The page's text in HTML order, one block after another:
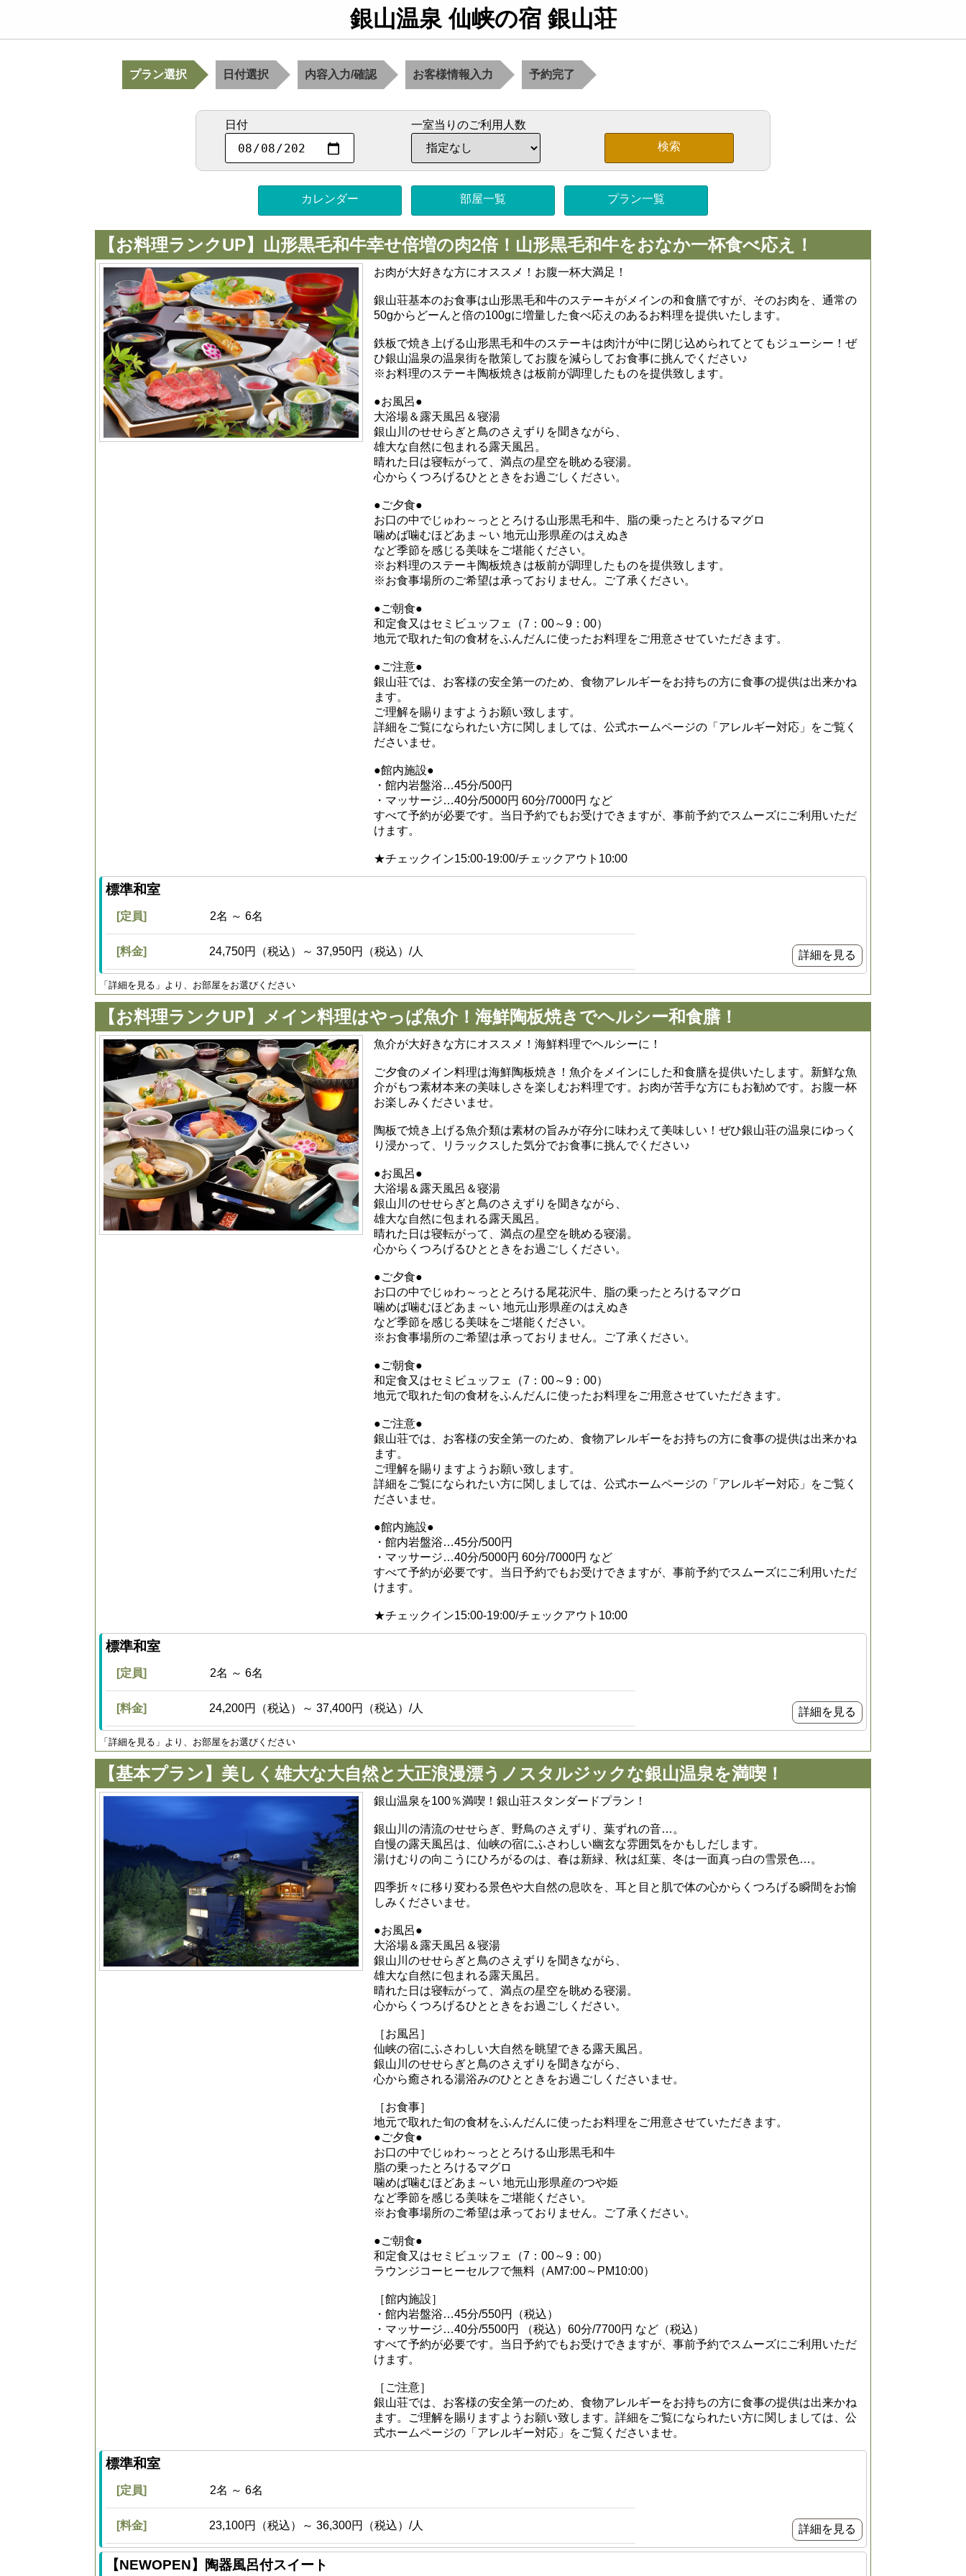
銀山温泉 仙峡の宿 銀山荘
プラン選択 日付選択 内容入力/確認 お客様情報入力 予約完了
日付
一室当りのご利用人数
検索
カレンダー 部屋一覧 プラン一覧
【お料理ランクUP】山形黒毛和牛幸せ倍増の肉2倍！山形黒毛和牛をおなか一杯食べ応え！
お肉が大好きな方にオススメ！お腹一杯大満足！
銀山荘基本のお食事は山形黒毛和牛のステーキがメインの和食膳ですが、そのお肉を、通常の
50gからどーんと倍の100gに増量した食べ応えのあるお料理を提供いたします。
鉄板で焼き上げる山形黒毛和牛のステーキは肉汁が中に閉じ込められてとてもジューシー！ぜ
ひ銀山温泉の温泉街を散策してお腹を減らしてお食事に挑んでください♪
※お料理のステーキ陶板焼きは板前が調理したものを提供致します。
●お風呂●
大浴場＆露天風呂＆寝湯
銀山川のせせらぎと鳥のさえずりを聞きながら、
雄大な自然に包まれる露天風呂。
晴れた日は寝転がって、満点の星空を眺める寝湯。
心からくつろげるひとときをお過ごしください。
●ご夕食●
お口の中でじゅわ～っととろける山形黒毛和牛、脂の乗ったとろけるマグロ
噛めば噛むほどあま～い 地元山形県産のはえぬき
など季節を感じる美味をご堪能ください。
※お料理のステーキ陶板焼きは板前が調理したものを提供致します。
※お食事場所のご希望は承っておりません。ご了承ください。
●ご朝食●
和定食又はセミビュッフェ（7：00～9：00）
地元で取れた旬の食材をふんだんに使ったお料理をご用意させていただきます。
●ご注意●
銀山荘では、お客様の安全第一のため、食物アレルギーをお持ちの方に食事の提供は出来かね
ます。
ご理解を賜りますようお願い致します。
詳細をご覧になられたい方に関しましては、公式ホームページの「アレルギー対応」をご覧く
ださいませ。
●館内施設●
・館内岩盤浴…45分/500円
・マッサージ…40分/5000円 60分/7000円 など
すべて予約が必要です。当日予約でもお受けできますが、事前予約でスムーズにご利用いただ
けます。
★チェックイン15:00-19:00/チェックアウト10:00
標準和室
[定員] 2名 ～ 6名
[料金] 24,750円（税込）～ 37,950円（税込）/人 詳細を見る
「詳細を見る」より、お部屋をお選びください
【お料理ランクUP】メイン料理はやっぱ魚介！海鮮陶板焼きでヘルシー和食膳！
魚介が大好きな方にオススメ！海鮮料理でヘルシーに！
ご夕食のメイン料理は海鮮陶板焼き！魚介をメインにした和食膳を提供いたします。新鮮な魚
介がもつ素材本来の美味しさを楽しむお料理です。お肉が苦手な方にもお勧めです。お腹一杯
お楽しみくださいませ。
陶板で焼き上げる魚介類は素材の旨みが存分に味わえて美味しい！ぜひ銀山荘の温泉にゆっく
り浸かって、リラックスした気分でお食事に挑んでください♪
●お風呂●
大浴場＆露天風呂＆寝湯
銀山川のせせらぎと鳥のさえずりを聞きながら、
雄大な自然に包まれる露天風呂。
晴れた日は寝転がって、満点の星空を眺める寝湯。
心からくつろげるひとときをお過ごしください。
●ご夕食●
お口の中でじゅわ～っととろける尾花沢牛、脂の乗ったとろけるマグロ
噛めば噛むほどあま～い 地元山形県産のはえぬき
など季節を感じる美味をご堪能ください。
※お食事場所のご希望は承っておりません。ご了承ください。
●ご朝食●
和定食又はセミビュッフェ（7：00～9：00）
地元で取れた旬の食材をふんだんに使ったお料理をご用意させていただきます。
●ご注意●
銀山荘では、お客様の安全第一のため、食物アレルギーをお持ちの方に食事の提供は出来かね
ます。
ご理解を賜りますようお願い致します。
詳細をご覧になられたい方に関しましては、公式ホームページの「アレルギー対応」をご覧く
ださいませ。
●館内施設●
・館内岩盤浴…45分/500円
・マッサージ…40分/5000円 60分/7000円 など
すべて予約が必要です。当日予約でもお受けできますが、事前予約でスムーズにご利用いただ
けます。
★チェックイン15:00-19:00/チェックアウト10:00
標準和室
[定員] 2名 ～ 6名
[料金] 24,200円（税込）～ 37,400円（税込）/人 詳細を見る
「詳細を見る」より、お部屋をお選びください
【基本プラン】美しく雄大な大自然と大正浪漫漂うノスタルジックな銀山温泉を満喫！
銀山温泉を100％満喫！銀山荘スタンダードプラン！
銀山川の清流のせせらぎ、野鳥のさえずり、葉ずれの音…。
自慢の露天風呂は、仙峡の宿にふさわしい幽玄な雰囲気をかもしだします。
湯けむりの向こうにひろがるのは、春は新緑、秋は紅葉、冬は一面真っ白の雪景色…。
四季折々に移り変わる景色や大自然の息吹を、耳と目と肌で体の心からくつろげる瞬間をお愉
しみくださいませ。
●お風呂●
大浴場＆露天風呂＆寝湯
銀山川のせせらぎと鳥のさえずりを聞きながら、
雄大な自然に包まれる露天風呂。
晴れた日は寝転がって、満点の星空を眺める寝湯。
心からくつろげるひとときをお過ごしください。
［お風呂］
仙峡の宿にふさわしい大自然を眺望できる露天風呂。
銀山川のせせらぎと鳥のさえずりを聞きながら、
心から癒される湯浴みのひとときをお過ごしくださいませ。
［お食事］
地元で取れた旬の食材をふんだんに使ったお料理をご用意させていただきます。
●ご夕食●
お口の中でじゅわ～っととろける山形黒毛和牛
脂の乗ったとろけるマグロ
噛めば噛むほどあま～い 地元山形県産のつや姫
など季節を感じる美味をご堪能ください。
※お食事場所のご希望は承っておりません。ご了承ください。
●ご朝食●
和定食又はセミビュッフェ（7：00～9：00）
ラウンジコーヒーセルフで無料（AM7:00～PM10:00）
［館内施設］
・館内岩盤浴…45分/550円（税込）
・マッサージ…40分/5500円 （税込）60分/7700円 など（税込）
すべて予約が必要です。当日予約でもお受けできますが、事前予約でスムーズにご利用いただ
けます。
［ご注意］
銀山荘では、お客様の安全第一のため、食物アレルギーをお持ちの方に食事の提供は出来かね
ます。ご理解を賜りますようお願い致します。詳細をご覧になられたい方に関しましては、公
式ホームページの「アレルギー対応」をご覧くださいませ。
標準和室
[定員] 2名 ～ 6名
[料金] 23,100円（税込）～ 36,300円（税込）/人 詳細を見る
【NEWOPEN】陶器風呂付スイート